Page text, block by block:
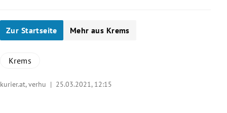
Zur Startseite Mehr aus Krems
Krems
kurier.at, verhu | 25.03.2021, 12:15